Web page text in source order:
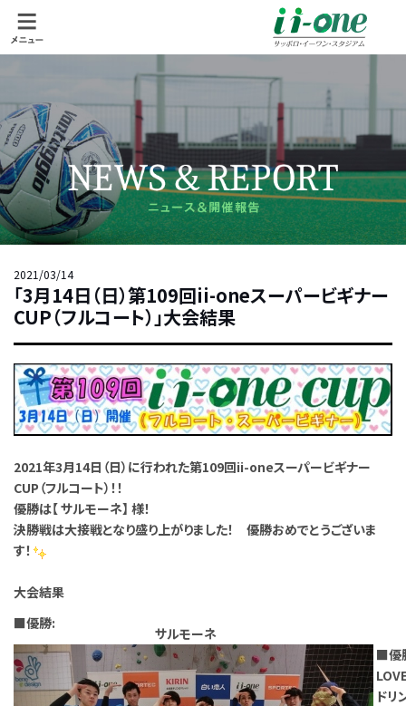
2021/03/14
「3月14日（日）第109回ii-oneスーパービギナー
CUP（フルコート）」大会結果
2021年3月14日（日）に行われた第109回ii-oneスーパービギナー
CUP（フルコート） ！！
優勝は【 サルモーネ】 様！
決勝戦は大接戦となり盛り上がりました！ 優勝おめでとうございま
す！
大会結果
■優勝:
サルモーネ
■優
ド